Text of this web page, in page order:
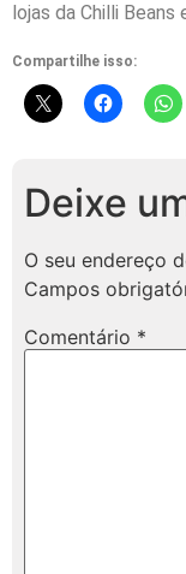
lojas da Chilli
Compartilhe isso:
Deixe
O seu endereço
Campos
Comentário *